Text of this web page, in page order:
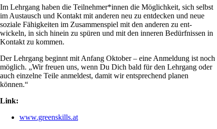
Im Lehrgang haben die Teilnehmer*innen die Möglichkeit, sich selbst
im Austausch und Kontakt mit anderen neu zu entdecken und neue
soziale Fähigkeiten im Zusammenspiel mit den anderen zu ent-
wickeln, in sich hinein zu spüren und mit den inneren Bedürfnissen in
Kontakt zu kommen.
Der Lehrgang beginnt mit Anfang Oktober – eine Anmeldung ist noch
möglich. „Wir freuen uns, wenn Du Dich bald für den Lehrgang oder
auch einzelne Teile anmeldest, damit wir entsprechend planen
können.“
Link:
www.greenskills.at